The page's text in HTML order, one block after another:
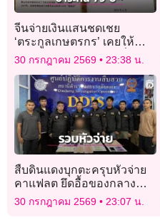
จีนจ่ายเงินแสนชดเชย
‘ตระกูลเกษตรกร’ เคยให้
กองทัพ ‘ยืมข้าวสาร’ เมื่อ 79
30 กรกฎาคม 2569 23:38 น.
สืบดินแดงบุกตะครุบหัวจ่าย
คาแฟลต ยึดอื้อของกลาง
ยาบ้า-เงินสด
30 กรกฎาคม 2569 23:07 น.